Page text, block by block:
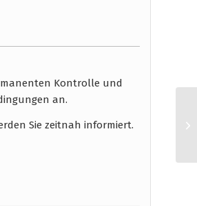
Kontrolle und
an.
Sie zeitnah informiert.